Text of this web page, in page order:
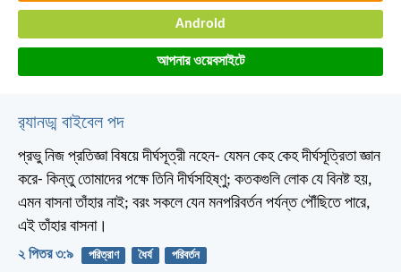
Android
আপনার ওয়েবসাইটে
র‌্যানড্ম বাইবেল পদ
প্রভু নিজ প্রতিজ্ঞা বিষয়ে দীর্ঘসূত্রী নহেন- যেমন কেহ কেহ দীর্ঘসূত্রিতা জ্ঞান
করে- কিন্তু তোমাদের পক্ষে তিনি দীর্ঘসহিষ্ণু; কতকগুলি লোক যে বিনষ্ট হয়,
এমন বাসনা তাঁহার নাই; বরং সকলে যেন মনপরিবর্তন পর্যন্ত পৌঁছিতে পারে,
এই তাঁহার বাসনা।
২ পিতর ৩:৯ পরিত্রাণ ধৈর্য পরিবর্তন